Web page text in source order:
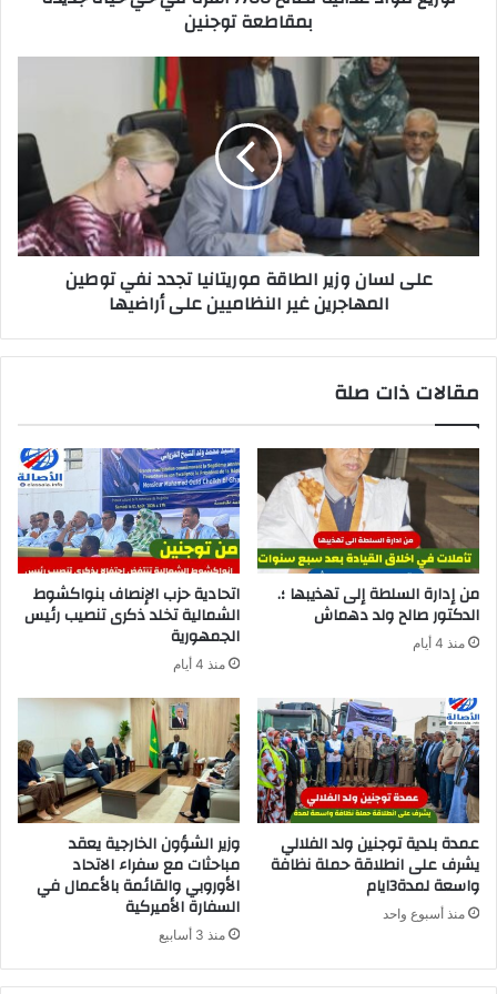
بمقاطعة توجنين
على لسان وزير الطاقة موريتانيا تجدد نفي توطين
المهاجرين غير النظاميين على أراضيها
مقالات ذات صلة
من إدارة السلطة إلى تهذيبها ؛.
الدكتور صالح ولد دهماش
منذ 4 أيام
اتحادية حزب الإنصاف بنواكشوط
الشمالية تخلد ذكرى تنصيب رئيس
الجمهورية
منذ 4 أيام
عمدة بلدية توجنين ولد الفلالي
يشرف على انطلاقة حملة نظافة
واسعة لمدة3ايام
منذ أسبوع واحد
وزير الشؤون الخارجية يعقد
مباحثات مع سفراء الاتحاد
الأوروبي والقائمة بالأعمال في
السفارة الأميركية
منذ 3 أسابيع